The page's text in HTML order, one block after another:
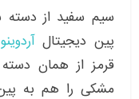
پین دیجیتالآردوینو Arduino